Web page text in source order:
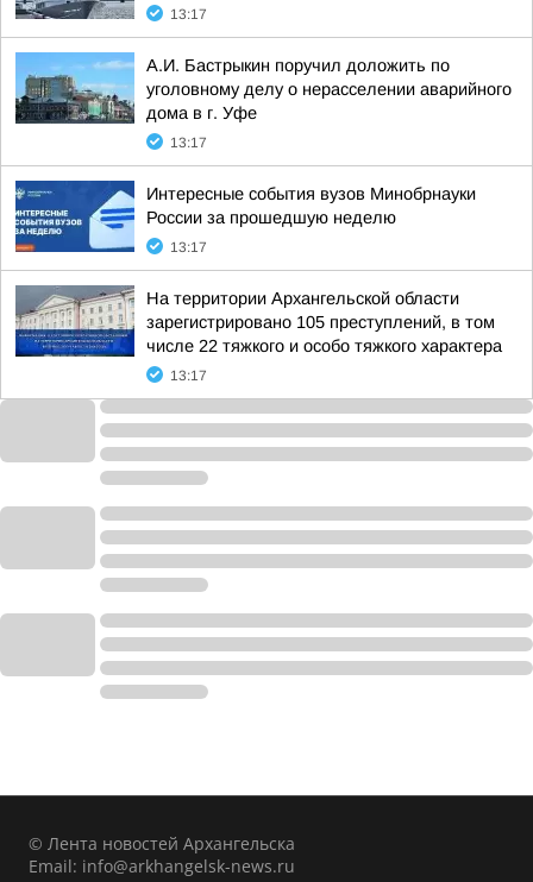
13:17
А.И. Бастрыкин поручил доложить по
уголовному делу о нерасселении аварийного
дома в г. Уфе
13:17
Интересные события вузов Минобрнауки
России за прошедшую неделю
13:17
На территории Архангельской области
зарегистрировано 105 преступлений, в том
числе 22 тяжкого и особо тяжкого характера
13:17
© Лента новостей Архангельска
Email: info@arkhangelsk-news.ru